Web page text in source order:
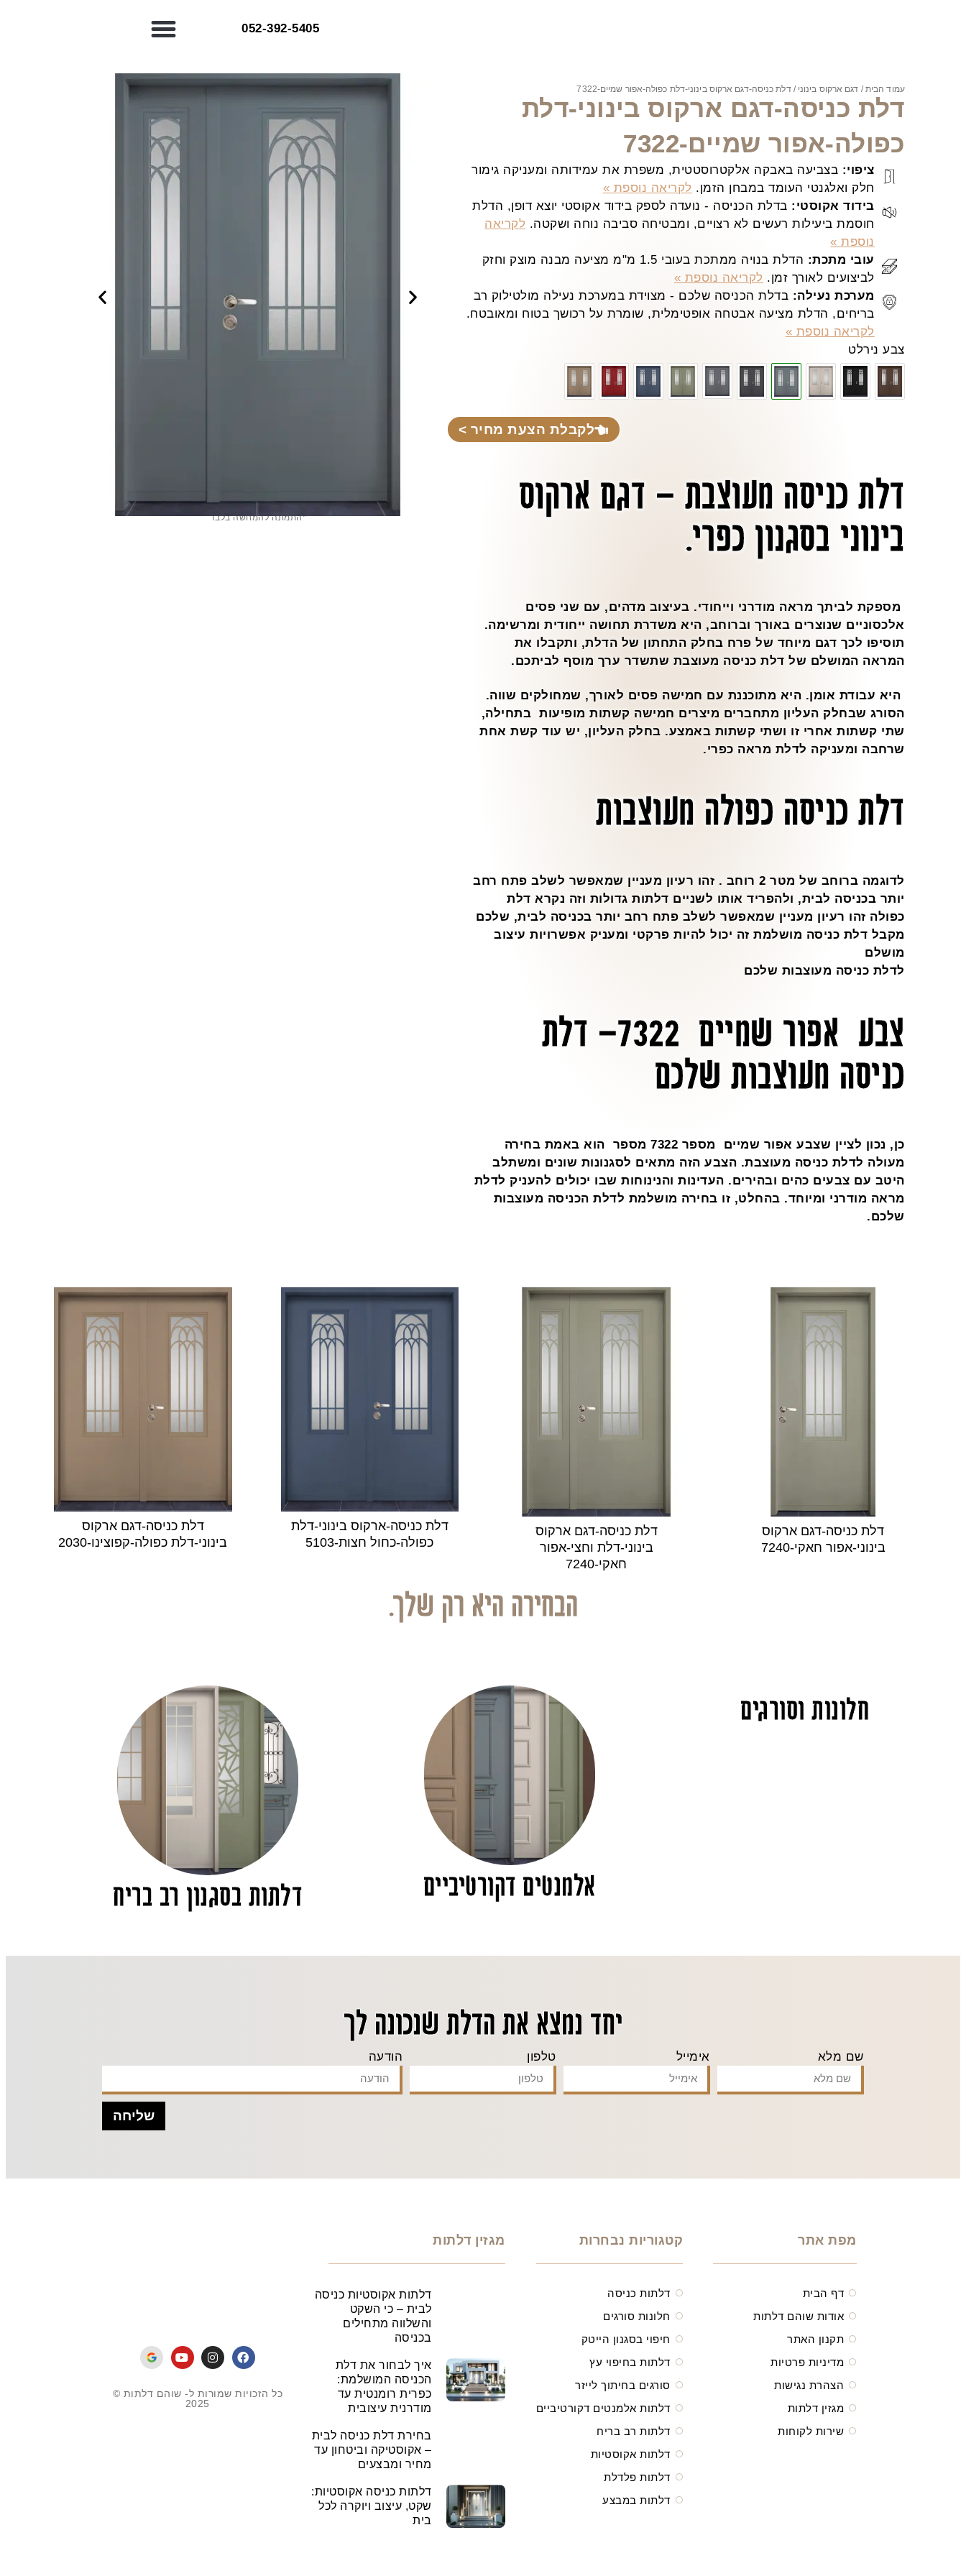
052-392-5405⁩
עמוד הבית/ דגם ארקוס בינוני / דלת כניסה-דגם ארקוס בינוני-דלת כפולה-אפור שמיים-7322
דלת כניסה-דגם ארקוס בינוני-דלת
כפולה-אפור שמיים-7322
ציפוי: בצביעה באבקה אלקטרוסטטית, משפרת את עמידותה ומעניקה גימור
חלק ואלגנטי העומד במבחן הזמן. לקריאה נוספת »
בידוד אקוסטי: בדלת הכניסה - נועדה לספק בידוד אקוסטי יוצא דופן, הדלת
חוסמת ביעילות רעשים לא רצויים, ומבטיחה סביבה נוחה ושקטה. לקריאה
נוספת »
עובי מתכת:
הדלת בנויה ממתכת בעובי 1.5 מ"מ מציעה מבנה מוצק וחזק
לביצועים לאורך זמן. לקריאה נוספת »
מערכת נעילה: בדלת הכניסה שלכם - מצוידת במערכת נעילה מולטילוק רב
בריחים, הדלת מציעה אבטחה אופטימלית, שומרת על רכושך בטוח ומאובטח.
לקריאה נוספת »
צבע נירלט
לקבלת הצעת מחיר >
דלת כניסה מעוצבת – דגם ארקוס
בינוני בסגנון כפרי.
מספקת לביתך מראה מודרני וייחודי. בעיצוב מדהים, עם שני פסים
אלכסוניים שנוצרים באורך וברוחב, היא משדרת תחושה ייחודית ומרשימה.
תוסיפו לכך דגם מיוחד של פרח בחלק התחתון של הדלת, ותקבלו את
המראה המושלם של דלת כניסה מעוצבת שתשדר ערך מוסף לביתכם.
היא עבודת אומן. היא מתוכננת עם חמישה פסים לאורך, שמחולקים שווה.
הסורג שבחלק העליון מתחברים מיצרים חמישה קשתות מופיעות בתחילה,
שתי קשתות אחרי זו ושתי קשתות באמצע. בחלק העליון, יש עוד קשת אחת
שרחבה ומעניקה לדלת מראה כפרי.
דלת כניסה כפולה מעוצבות
לדוגמה ברוחב של מטר 2 רוחב . זהו רעיון מעניין שמאפשר לשלב פתח רחב
יותר בכניסה לבית, ולהפריד אותו לשניים דלתות גדולות וזה נקרא דלת
כפולה זהו רעיון מעניין שמאפשר לשלב פתח רחב יותר בכניסה לבית, שלכם
מקבל דלת כניסה מושלמת זה יכול להיות פרקטי ומעניק אפשרויות עיצוב
מושלם
לדלת כניסה מעוצבות שלכם
צבע אפור שמיים 7322– דלת
כניסה מעוצבות שלכם
כן, נכון לציין שצבע אפור שמיים מספר 7322 מספר הוא באמת בחירה
מעולה לדלת כניסה מעוצבת. הצבע הזה מתאים לסגנונות שונים ומשתלב
היטב עם צבעים כהים ובהירים. העדינות והנינוחות שבו יכולים להעניק לדלת
מראה מודרני ומיוחד. בהחלט, זו בחירה מושלמת לדלת הכניסה מעוצבות
שלכם.
*התמונה להמחשה בלבד
דלת כניסה-דגם ארקוס
בינוני-אפור חאקי-7240
דלת כניסה-דגם ארקוס
בינוני-דלת וחצי-אפור
חאקי-7240
דלת כניסה-ארקוס בינוני-דלת
כפולה-כחול חצות-5103
דלת כניסה-דגם ארקוס
בינוני-דלת כפולה-קפוצינו-2030
הבחירה היא רק שלך.
חלונות וסורגים
אלמנטים דקורטיביים דלתות בסגנון רב בריח
יחד נמצא את הדלת שנכונה לך
שם מלא אימייל טלפון הודעה
שליחה
מפת אתר
דף הבית
אודות שוהם דלתות
תקנון האתר
מדיניות פרטיות
הצהרת נגישות
מגזין דלתות
שירות לקוחות
קטגוריות נבחרות
דלתות כניסה
חלונות סורגים
חיפוי בסגנון הייטק
דלתות בחיפוי עץ
סורגים בחיתוך לייזר
דלתות אלמנטים דקורטיביים
דלתות רב בריח
דלתות אקוסטיות
דלתות פלדלת
דלתות במבצע
מגזין דלתות
דלתות אקוסטיות כניסה
לבית – כי השקט
והשלווה מתחילים
בכניסה
איך לבחור את דלת
הכניסה המושלמת:
כפרית רומנטית עד
מודרנית עיצובית
בחירת דלת כניסה לבית
– אקוסטיקה וביטחון עד
מחיר ומבצעים
דלתות כניסה אקוסטיות:
שקט, עיצוב ויוקרה לכל
בית
כל הזכויות שמורות ל- שוהם דלתות ©
2025